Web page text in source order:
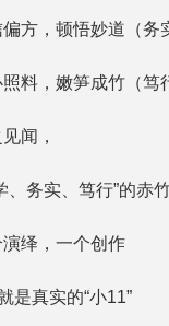
方，顿悟妙道（务
料，嫩笋成竹（笃
闻，
、务实、笃行”的赤
绎，一个创作
是真实的“小11”